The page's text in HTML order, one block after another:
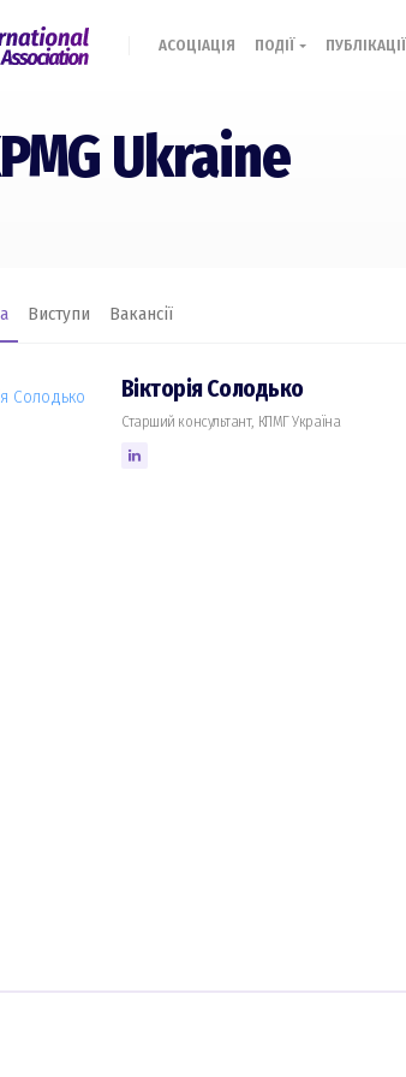
АСОЦІАЦІЯ ПОДІЇ ПУБЛІКАЦІЇ
Ukraine
Виступи Вакансії
Вікторія Солодько
Старший консультант, КПМГ Україна